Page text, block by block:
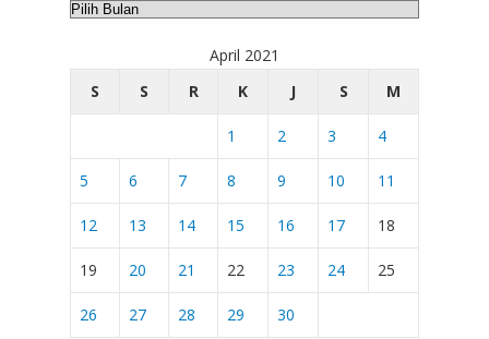
Arsip
April 2021
S
S R K J S M
1 2 3 4
5 6 7 8 9 10 11
12 13 14 15 16 17 18
19 20 21 22 23 24 25
26 27 28 29 30